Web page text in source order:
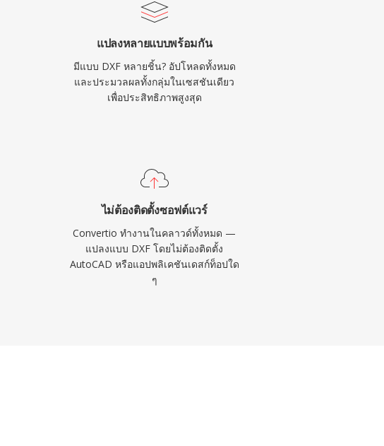
แปลงหลายแบบพร้อมกัน
มีแบบ DXF หลายชิ้น? อัปโหลดทั้งหมด
และประมวลผลทั้งกลุ่มในเซสชันเดียว
เพื่อประสิทธิภาพสูงสุด
ไม่ต้องติดตั้งซอฟต์แวร์
Convertio ทำงานในคลาวด์ทั้งหมด —
แปลงแบบ DXF โดยไม่ต้องติดตั้ง
AutoCAD หรือแอปพลิเคชันเดสก์ท็อปใด
ๆ